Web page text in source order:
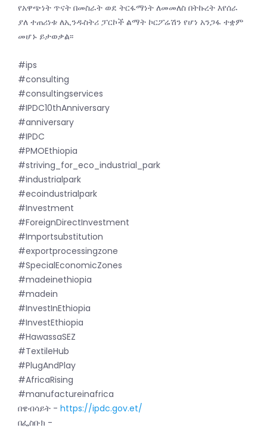
የአዋጭነት ጥናት በመስራት ወደ ትርፋማነት ለመመለስ በትኩረት እየሰራ
ያለ ተጠሪነቱ ለኢንዱስትሪ ፓርኮች ልማት ኮርፖሬሽን የሆነ አንጋፋ ተቋም
መሆኑ ይታወቃል፡፡
#ips
#consulting
#consultingservices
#IPDC10thAnniversary
#anniversary
#IPDC
#PMOEthiopia
#striving_for_eco_industrial_park
#industrialpark
#ecoindustrialpark
#Investment
#ForeignDirectInvestment
#Importsubstitution
#exportprocessingzone
#SpecialEconomicZones
#madeinethiopia
#madein
#InvestInEthiopia
#InvestEthiopia
#HawassaSEZ
#TextileHub
#PlugAndPlay
#AfricaRising
#manufactureinafrica
በዌብሳይት - https://ipdc.gov.et/
በፌስቡክ -